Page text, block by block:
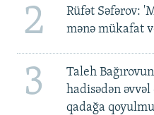
2
Rüfət Səfərov:
mənə mükafat
3
Taleh
hadisədən əvvəl
qadağa